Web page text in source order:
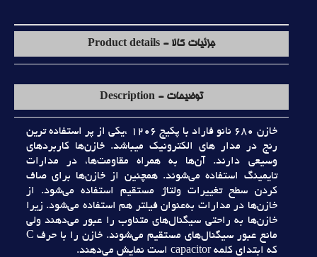
جزئیات کالا - Product details
توضیحات - Description
خازن 680 نانو فاراد با پکيج 1206 ،يکي از پر استفاده ترين
رنج در مدار هاي الکترونيک ميباشد. خازن‌ها کاربردهاي
وسيعي دارند. آن‌ها به همراه مقاومت‌ها، در مدارات
تايمينگ استفاده مي‌شوند. همچنين از خازن‌ها براي صاف
کردن سطح تغييرات ولتاژ مستقيم استفاده مي‌شود. از
خازن‌ها در مدارات به‌عنوان فيلتر هم استفاده مي‌شود. زيرا
خازن‌ها به راحتي سيگنال‌هاي متناوب را عبور مي‌دهند ولي
مانع عبور سيگنال‌هاي مستقيم مي‌شوند. خازن را با حرف C
که ابتداي کلمه capacitor است نمايش مي‌دهند.